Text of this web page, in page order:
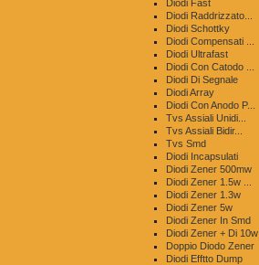
Diodi Fast
Diodi Raddrizzato...
Diodi Schottky
Diodi Compensati ...
Diodi Ultrafast
Diodi Con Catodo ...
Diodi Di Segnale
Diodi Array
Diodi Con Anodo P...
Tvs Assiali Unidi...
Tvs Assiali Bidir...
Tvs Smd
Diodi Incapsulati
Diodi Zener 500mw
Diodi Zener 1.5w ...
Diodi Zener 1.3w
Diodi Zener 5w
Diodi Zener In Smd
Diodi Zener + Di 10w
Doppio Diodo Zener
Diodi Efftto Dump